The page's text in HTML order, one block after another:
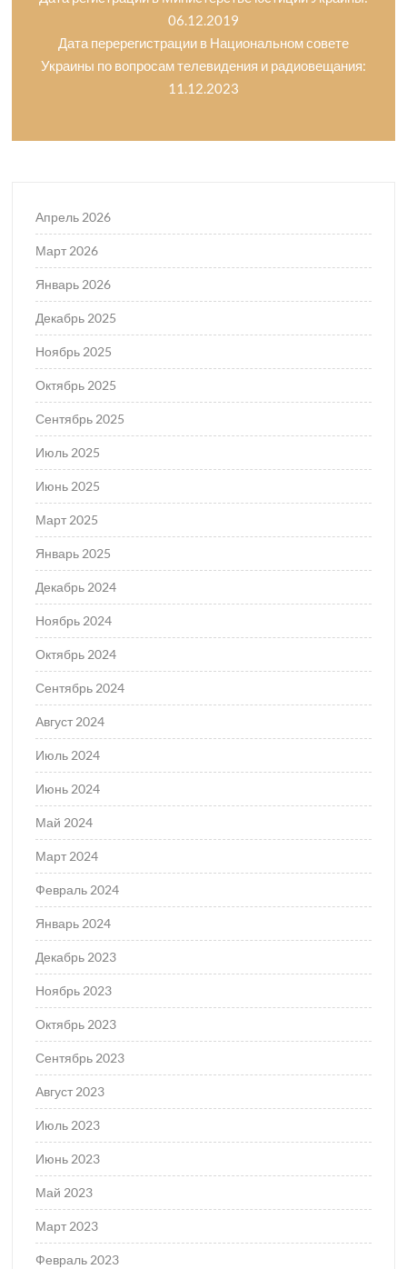
06.12.2019
Дата перерегистрации в Национальном совете
Украины по вопросам телевидения и радиовещания:
11.12.2023
Апрель 2026
Март 2026
Январь 2026
Декабрь 2025
Ноябрь 2025
Октябрь 2025
Сентябрь 2025
Июль 2025
Июнь 2025
Март 2025
Январь 2025
Декабрь 2024
Ноябрь 2024
Октябрь 2024
Сентябрь 2024
Август 2024
Июль 2024
Июнь 2024
Май 2024
Март 2024
Февраль 2024
Январь 2024
Декабрь 2023
Ноябрь 2023
Октябрь 2023
Сентябрь 2023
Август 2023
Июль 2023
Июнь 2023
Май 2023
Март 2023
Февраль 2023